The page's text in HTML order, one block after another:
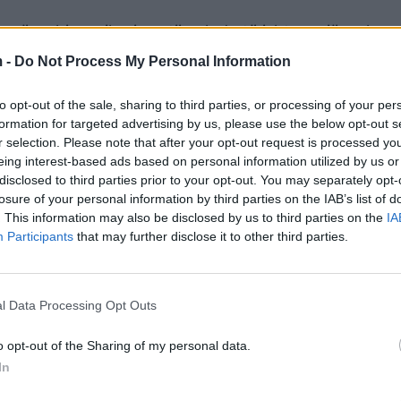
- Do Not Process My Personal Information
opt-out of the sale, sharing to third parties, or processing of your
for targeted advertising by us, please use the below opt-out
selection. Please note that after your opt-out request is processed
interest-based ads based on personal information utilized by us
to third parties prior to your opt-out. You may separately
of your personal information by third parties on the IAB’s list of
This information may also be disclosed by us to third parties on the
Participants that may further disclose it to other third parties.
Data Processing Opt Outs
opt-out of the Sharing of my personal data.
e cila sipas tij nuk do të ishte e
gjithashtu akuzoi qeverinë maqedonase për
duke hedhur dyshime për heqje dorë nga
të opozitës i ka quajtur patriotizëm të rremë
nga vijat e kuqe të miratuara në Kuvend”.
politike të shfaqë marketing politik të ulët dhe të
Nuk ka asnjë lëvizje nga pozicionet tona sa i
Dimitar Kovaçevski.
Shkup-Sofje
të bisedojnë që të tejkalojnë dallimet dhe të mund
kjo të ndodhë, mendoj se është shumë e
implementimin e reformave që do ta ofrojnë
që të avancohen reformat dhe sa më shpejt që